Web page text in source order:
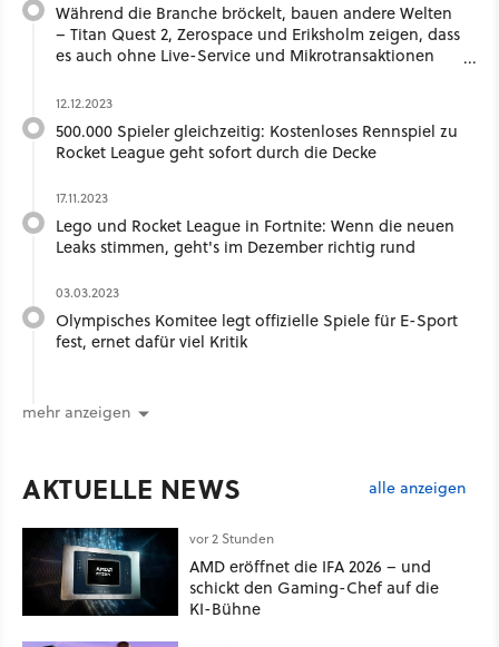
Während die Branche bröckelt, bauen andere Welten
– Titan Quest 2, Zerospace und Eriksholm zeigen, dass
es auch ohne Live-Service und Mikrotransaktionen
12.12.2023
500.000 Spieler gleichzeitig: Kostenloses Rennspiel zu
Rocket League geht sofort durch die Decke
17.11.2023
Lego und Rocket League in Fortnite: Wenn die neuen
Leaks stimmen, geht's im Dezember richtig rund
03.03.2023
Olympisches Komitee legt offizielle Spiele für E-Sport
fest, ernet dafür viel Kritik
mehr anzeigen
AKTUELLE NEWS alle anzeigen
vor 2 Stunden
AMD eröffnet die IFA 2026 – und
schickt den Gaming-Chef auf die
KI-Bühne